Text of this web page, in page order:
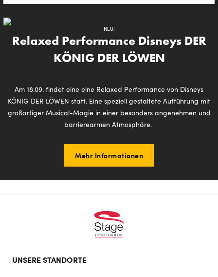
NEU!
Relaxed Performance Disneys DER
KÖNIG DER LÖWEN
Am 18.09. findet eine eine Relaxed Performance von Disneys
KÖNIG DER LÖWEN statt. Eine speziell gestaltete Aufführung mit
großartiger Musical-Magie in einer besonders angenehmen und
barrierearmen Atmosphäre.
Mehr Informationen
UNSERE STANDORTE